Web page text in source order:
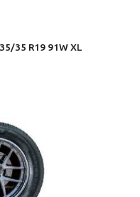
35 R19 91W XL